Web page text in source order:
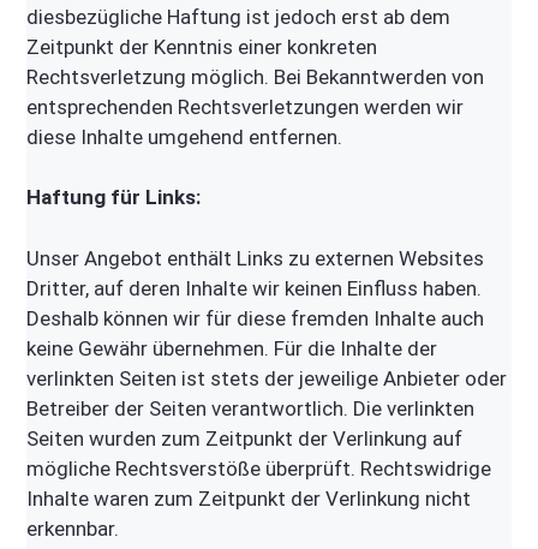
diesbezügliche Haftung ist jedoch erst ab dem
Zeitpunkt der Kenntnis einer konkreten
Rechtsverletzung möglich. Bei Bekanntwerden von
entsprechenden Rechtsverletzungen werden wir
diese Inhalte umgehend entfernen.
Haftung für Links:
Unser Angebot enthält Links zu externen Websites
Dritter, auf deren Inhalte wir keinen Einfluss haben.
Deshalb können wir für diese fremden Inhalte auch
keine Gewähr übernehmen. Für die Inhalte der
verlinkten Seiten ist stets der jeweilige Anbieter oder
Betreiber der Seiten verantwortlich. Die verlinkten
Seiten wurden zum Zeitpunkt der Verlinkung auf
mögliche Rechtsverstöße überprüft. Rechtswidrige
Inhalte waren zum Zeitpunkt der Verlinkung nicht
erkennbar.